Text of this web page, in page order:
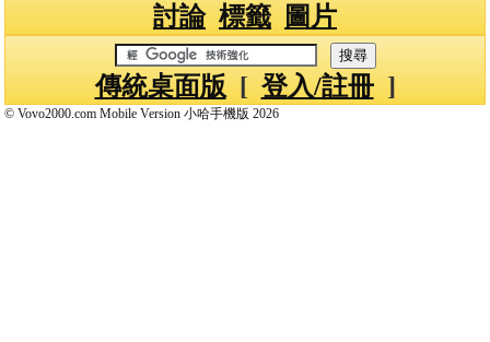
討論 標籤 圖片
傳統桌面版 [ 登入/註冊]
© Vovo2000.com Mobile Version 小哈手機版 2026